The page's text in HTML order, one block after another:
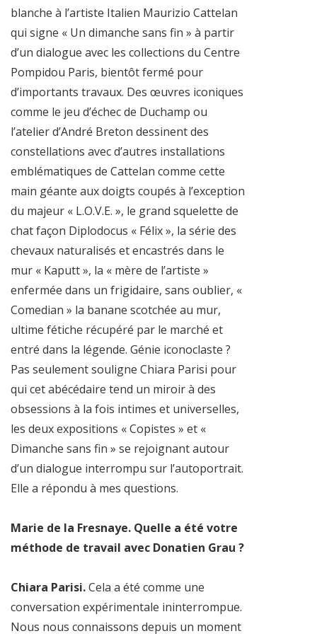
blanche à l’artiste Italien Maurizio Cattelan
qui signe « Un dimanche sans fin » à partir
d’un dialogue avec les collections du Centre
Pompidou Paris, bientôt fermé pour
d’importants travaux. Des œuvres iconiques
comme le jeu d’échec de Duchamp ou
l’atelier d’André Breton dessinent des
constellations avec d’autres installations
emblématiques de Cattelan comme cette
main géante aux doigts coupés à l’exception
du majeur « L.O.V.E. », le grand squelette de
chat façon Diplodocus « Félix », la série des
chevaux naturalisés et encastrés dans le
mur « Kaputt », la « mère de l’artiste »
enfermée dans un frigidaire, sans oublier, «
Comedian » la banane scotchée au mur,
ultime fétiche récupéré par le marché et
entré dans la légende. Génie iconoclaste ?
Pas seulement souligne Chiara Parisi pour
qui cet abécédaire tend un miroir à des
obsessions à la fois intimes et universelles,
les deux expositions « Copistes » et «
Dimanche sans fin » se rejoignant autour
d’un dialogue interrompu sur l’autoportrait.
Elle a répondu à mes questions.
Marie de la Fresnaye. Quelle a été votre
méthode de travail avec Donatien Grau ?
Chiara Parisi.Cela a été comme une
conversation expérimentale ininterrompue.
Nous nous connaissons depuis un moment